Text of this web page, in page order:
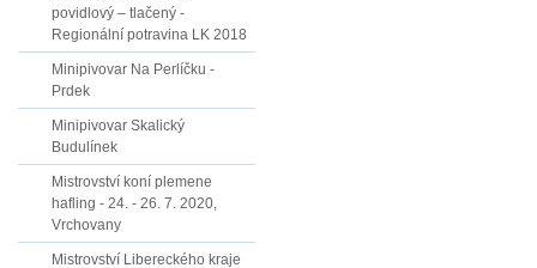
povidlový – tlačený -
Regionální potravina LK 2018
Minipivovar Na Perlíčku -
Prdek
Minipivovar Skalický
Budulínek
Mistrovství koní plemene
hafling - 24. - 26. 7. 2020,
Vrchovany
Mistrovství Libereckého kraje